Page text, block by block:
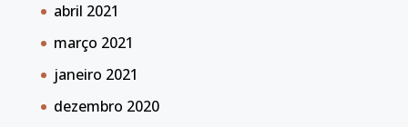
abril 2021
março 2021
janeiro 2021
dezembro 2020